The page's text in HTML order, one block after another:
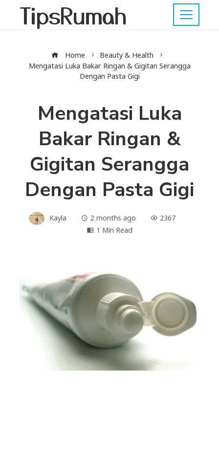
TipsRumah
Home
Beauty & Health
Mengatasi Luka Bakar Ringan & Gigitan Serangga
Dengan Pasta Gigi
Mengatasi Luka
Bakar Ringan &
Gigitan Serangga
Dengan Pasta Gigi
Kayla 2 months ago
2367
1 Min Read